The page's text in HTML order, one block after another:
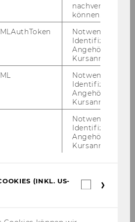
nachverfolgen
können.
Notwendig zur
Identifizierung
Angehörige/r für
Kursanmeldung.
Notwendig zur
Identifizierung
Angehörige/r für
Kursanmeldung.
Notwendig zur
Identifizierung
Angehörige/r für
Kursanmeldung.
(INKL. US-